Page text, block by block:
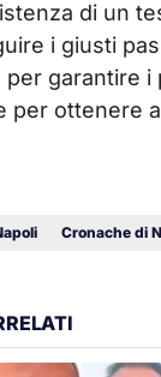
di un
i giusti
per garantire
per ottenere
Cronache di